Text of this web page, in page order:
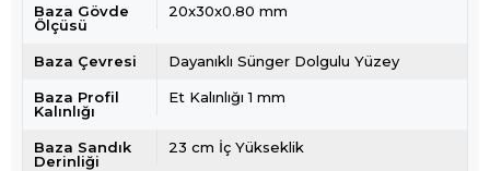
Baza Gövde
Ölçüsü
20x30x0.80 mm
Baza Çevresi Dayanıklı Sünger Dolgulu Yüzey
Baza Profil
Kalınlığı
Et Kalınlığı 1 mm
Baza Sandık
Derinliği
23 cm İç Yükseklik